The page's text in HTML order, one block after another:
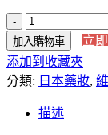
【日
本
代
購】
BB
加入購物車
立
添加到收藏夾
分類: 日本藥妝,
描述